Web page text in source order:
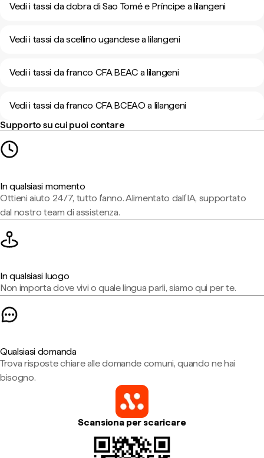
Vedi i tassi da dobra di Sao Tomé e Príncipe a lilangeni
Vedi i tassi da scellino ugandese a lilangeni
Vedi i tassi da franco CFA BEAC a lilangeni
Vedi i tassi da franco CFA BCEAO a lilangeni
Supporto su cui puoi contare
In qualsiasi momento
Ottieni aiuto 24/7, tutto l'anno. Alimentato dall'IA, supportato
dal nostro team di assistenza.
In qualsiasi luogo
Non importa dove vivi o quale lingua parli, siamo qui per te.
Qualsiasi domanda
Trova risposte chiare alle domande comuni, quando ne hai
bisogno.
Scansiona per scaricare